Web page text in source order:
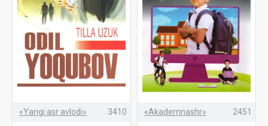
«Yangi asr avlodi» 3410 «Akademnashr» 2451